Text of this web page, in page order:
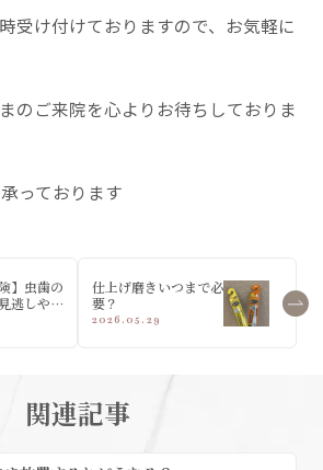
受け付けておりますので、お気軽に
のご来院を心よりお待ちしておりま
っております
】虫歯の
逃しやす
仕上げ磨きいつまで必
要？
2026.05.29
関連記事